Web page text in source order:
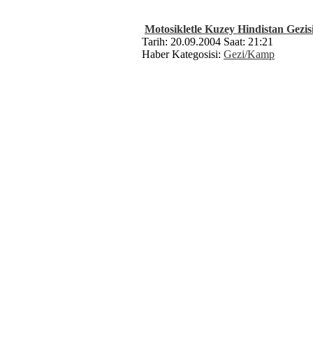
Motosikletle Kuzey Hindistan
Tarih: 20.09.2004 Saat: 21:21
Haber Kategosisi: Gezi/Kamp